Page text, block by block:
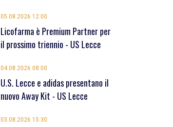
05.08.2026 12:00
Licofarma è Premium Partner per
il prossimo triennio - US Lecce
04.08.2026 08:00
U.S. Lecce e adidas presentano il
nuovo Away Kit - US Lecce
03.08.2026 15:30